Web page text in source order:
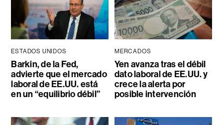
ESTADOS UNIDOS
Barkin, de la Fed,
advierte que el mercado
laboral de EE.UU. está
en un “equilibrio débil”
MERCADOS
Yen avanza tras el débil
dato laboral de EE.UU. y
crece la alerta por
posible intervención